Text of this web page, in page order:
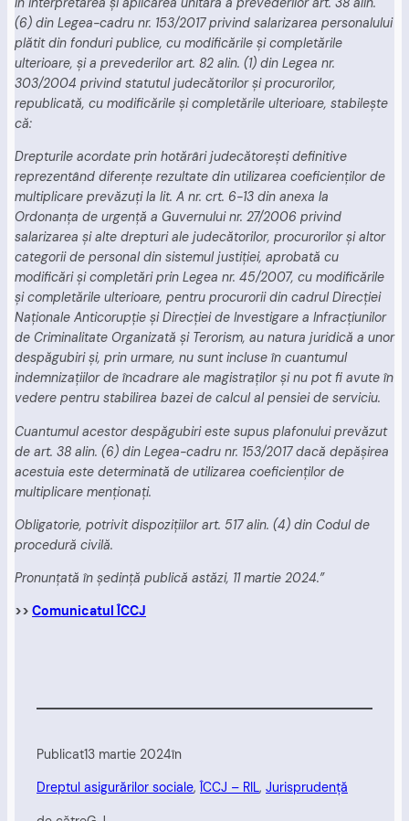
(6) din Legea-cadru nr. 153/2017 privind salarizarea personalului
plătit din fonduri publice, cu modificările şi completările
ulterioare, şi a prevederilor art. 82 alin. (1) din Legea nr.
303/2004 privind statutul judecătorilor şi procurorilor,
republicată, cu modificările şi completările ulterioare, stabileşte
că:
Drepturile acordate prin hotărâri judecătoreşti definitive
reprezentând diferenţe rezultate din utilizarea coeficienţilor de
multiplicare prevăzuţi la lit. A nr. crt. 6-13 din anexa la
Ordonanţa de urgenţă a Guvernului nr. 27/2006 privind
salarizarea şi alte drepturi ale judecătorilor, procurorilor şi altor
categorii de personal din sistemul justiţiei, aprobată cu
modificări şi completări prin Legea nr. 45/2007, cu modificările
şi completările ulterioare, pentru procurorii din cadrul Direcţiei
Naţionale Anticorupţie şi Direcţiei de Investigare a Infracţiunilor
de Criminalitate Organizată şi Terorism, au natura juridică a unor
despăgubiri şi, prin urmare, nu sunt incluse în cuantumul
indemnizaţiilor de încadrare ale magistraţilor şi nu pot fi avute în
vedere pentru stabilirea bazei de calcul al pensiei de serviciu.
Cuantumul acestor despăgubiri este supus plafonului prevăzut
de art. 38 alin. (6) din Legea-cadru nr. 153/2017 dacă depăşirea
acestuia este determinată de utilizarea coeficienţilor de
multiplicare menţionaţi.
Obligatorie, potrivit dispoziţiilor art. 517 alin. (4) din Codul de
procedură civilă.
Pronunţată în şedinţă publică astăzi, 11 martie 2024.”
>> Comunicatul ÎCCJ
Publicat13 martie 2024în
Dreptul asigurărilor sociale, ÎCCJ – RIL, Jurisprudență